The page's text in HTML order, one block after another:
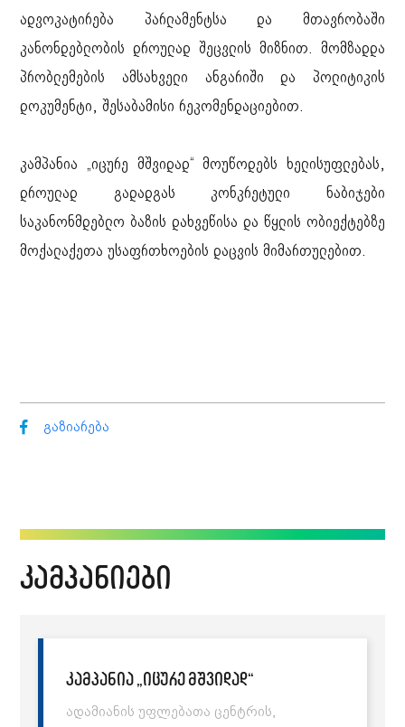
ადვოკატირება პარლამენტსა და მთავრობაში
კანონდებლობის დროულად შეცვლის მიზნით. მომზადდა
პრობლემების ამსახველი ანგარიში და პოლიტიკის
დოკუმენტი, შესაბამისი რეკომენდაციებით.
კამპანია „იცურე მშვიდად“ მოუწოდებს ხელისუფლებას,
დროულად გადადგას კონკრეტული ნაბიჯები
საკანონმდებლო ბაზის დახვეწისა და წყლის ობიექტებზე
მოქალაქეთა უსაფრთხოების დაცვის მიმართულებით.
გაზიარება
კამპანიები
კამპანია „იცურე მშვიდად“
ადამიანის უფლებათა ცენტრის,